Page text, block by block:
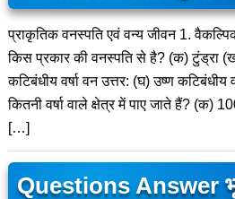
प्राकृतिक वनस्पति एवं वन्य जीवन 1.
किस प्रकार की वनस्पति से है? (क) टुंड्रा
कटिबंधीय वर्षा वन उत्तर: (घ) उष्ण कटिबंधीय
कितनी वर्षा वाले क्षेत्र में पाए जाते हैं? (क)
[…]
Questions Answer